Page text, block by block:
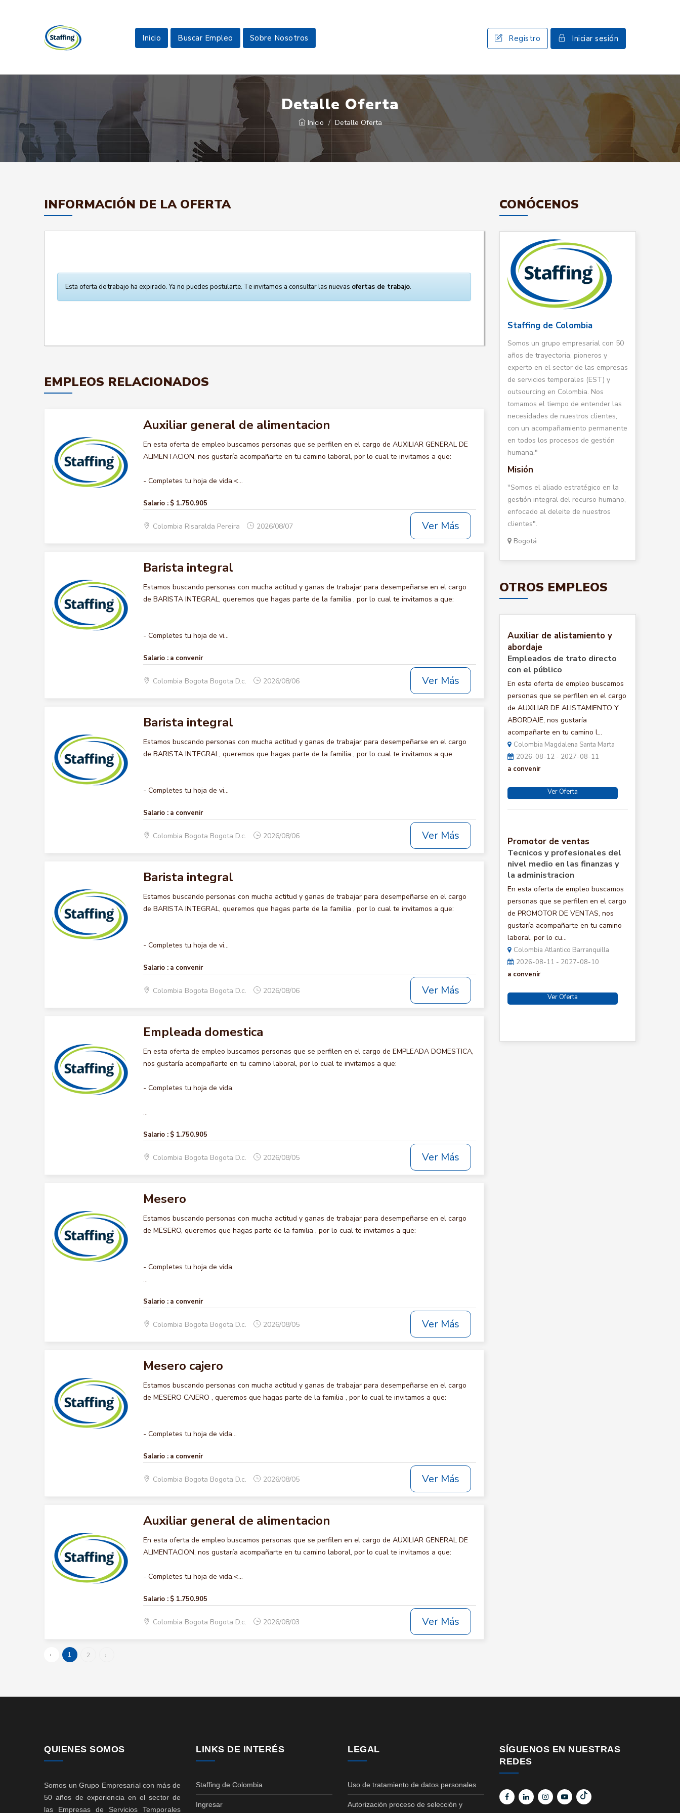
Inicio Buscar Empleo Sobre Nosotros Registro Iniciar sesión
Detalle Oferta
Inicio Detalle Oferta
INFORMACIÓN DE LA OFERTA
Esta oferta de trabajo ha expirado. Ya no puedes postularte. Te invitamos a consultar las nuevas ofertas de trabajo.
EMPLEOS RELACIONADOS
Auxiliar general de alimentacion
En esta oferta de empleo buscamos personas que se perfilen en el cargo de AUXILIAR GENERAL DE
ALIMENTACION, nos gustaría acompañarte en tu camino laboral, por lo cual te invitamos a que:
- Completes tu hoja de vida.<...
Salario : $ 1.750.905
Colombia Risaralda Pereira 2026/08/07 Ver Más
Barista integral
Estamos buscando personas con mucha actitud y ganas de trabajar para desempeñarse en el cargo
de BARISTA INTEGRAL, queremos que hagas parte de la familia , por lo cual te invitamos a que:
- Completes tu hoja de vi...
Salario : a convenir
Colombia Bogota Bogota D.c. 2026/08/06 Ver Más
Barista integral
Estamos buscando personas con mucha actitud y ganas de trabajar para desempeñarse en el cargo
de BARISTA INTEGRAL, queremos que hagas parte de la familia , por lo cual te invitamos a que:
- Completes tu hoja de vi...
Salario : a convenir
Colombia Bogota Bogota D.c. 2026/08/06 Ver Más
Barista integral
Estamos buscando personas con mucha actitud y ganas de trabajar para desempeñarse en el cargo
de BARISTA INTEGRAL, queremos que hagas parte de la familia , por lo cual te invitamos a que:
- Completes tu hoja de vi...
Salario : a convenir
Colombia Bogota Bogota D.c. 2026/08/06 Ver Más
Empleada domestica
En esta oferta de empleo buscamos personas que se perfilen en el cargo de EMPLEADA DOMESTICA,
nos gustaría acompañarte en tu camino laboral, por lo cual te invitamos a que:
- Completes tu hoja de vida.
...
Salario : $ 1.750.905
Colombia Bogota Bogota D.c. 2026/08/05 Ver Más
Mesero
Estamos buscando personas con mucha actitud y ganas de trabajar para desempeñarse en el cargo
de MESERO, queremos que hagas parte de la familia , por lo cual te invitamos a que:
- Completes tu hoja de vida.
...
Salario : a convenir
Colombia Bogota Bogota D.c. 2026/08/05 Ver Más
Mesero cajero
Estamos buscando personas con mucha actitud y ganas de trabajar para desempeñarse en el cargo
de MESERO CAJERO , queremos que hagas parte de la familia , por lo cual te invitamos a que:
- Completes tu hoja de vida...
Salario : a convenir
Colombia Bogota Bogota D.c. 2026/08/05 Ver Más
Auxiliar general de alimentacion
En esta oferta de empleo buscamos personas que se perfilen en el cargo de AUXILIAR GENERAL DE
ALIMENTACION, nos gustaría acompañarte en tu camino laboral, por lo cual te invitamos a que:
- Completes tu hoja de vida.<...
Salario : $ 1.750.905
Colombia Bogota Bogota D.c. 2026/08/03 Ver Más
‹ 1 2 ›
CONÓCENOS
Staffing de Colombia
Somos un grupo empresarial con 50
años de trayectoria, pioneros y
experto en el sector de las empresas
de servicios temporales (EST) y
outsourcing en Colombia. Nos
tomamos el tiempo de entender las
necesidades de nuestros clientes,
con un acompañamiento permanente
en todos los procesos de gestión
humana."
Misión
"Somos el aliado estratégico en la
gestión integral del recurso humano,
enfocado al deleite de nuestros
clientes".
Bogotá
OTROS EMPLEOS
Auxiliar de alistamiento y
abordaje
Empleados de trato directo
con el público
En esta oferta de empleo buscamos
personas que se perfilen en el cargo
de AUXILIAR DE ALISTAMIENTO Y
ABORDAJE, nos gustaría
acompañarte en tu camino l...
Colombia Magdalena Santa Marta
2026-08-12 - 2027-08-11
a convenir
Ver Oferta
Promotor de ventas
Tecnicos y profesionales del
nivel medio en las finanzas y
la administracion
En esta oferta de empleo buscamos
personas que se perfilen en el cargo
de PROMOTOR DE VENTAS, nos
gustaría acompañarte en tu camino
laboral, por lo cu...
Colombia Atlantico Barranquilla
2026-08-11 - 2027-08-10
a convenir
Ver Oferta
QUIENES SOMOS
Somos un Grupo Empresarial con más de
50 años de experiencia en el sector de
las Empresas de Servicios Temporales
LINKS DE INTERÉS
Staffing de Colombia
Ingresar
LEGAL
Uso de tratamiento de datos personales
Autorización proceso de selección y
SÍGUENOS EN NUESTRAS
REDES